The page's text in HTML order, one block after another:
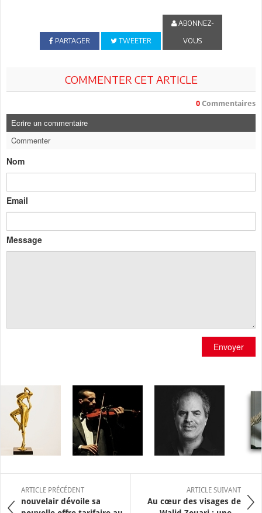
PARTAGER TWEETER
ABONNEZ-
VOUS
COMMENTER CET ARTICLE
0 Commentaires
Ecrire un commentaire
Commenter
Nom
Email
Message
Envoyer
ARTICLE PRÉCÉDENT
nouvelair dévoile sa
ARTICLE SUIVANT
Au cœur des visages de